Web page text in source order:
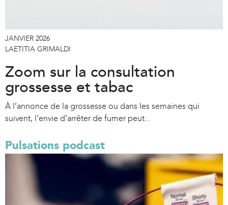
JANVIER 2026
LAETITIA GRIMALDI
Zoom sur la consultation
grossesse et tabac
À l’annonce de la grossesse ou dans les semaines qui
suivent, l’envie d’arrêter de fumer peut...
Pulsations podcast